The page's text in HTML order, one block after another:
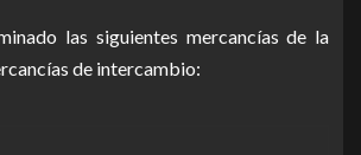
las siguientes mercancías de la
de intercambio: